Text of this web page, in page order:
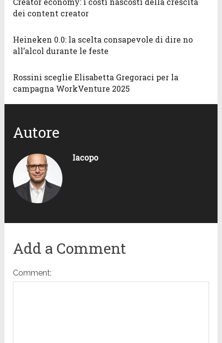
dei content creator
Heineken 0.0: la scelta consapevole di dire no
all’alcol durante le feste
Rossini sceglie Elisabetta Gregoraci per la
campagna WorkVenture 2025
Autore
Iacopo
Add a Comment
Comment: